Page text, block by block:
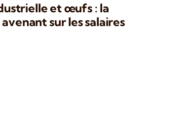
et œufs : la
sur les salaires